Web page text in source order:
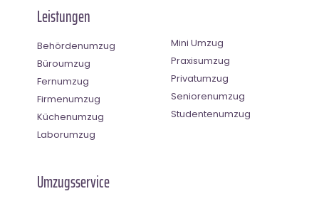
Leistungen
Behördenumzug
Büroumzug
Fernumzug
Firmenumzug
Küchenumzug
Laborumzug
Mini Umzug
Praxisumzug
Privatumzug
Seniorenumzug
Studentenumzug
Umzugsservice